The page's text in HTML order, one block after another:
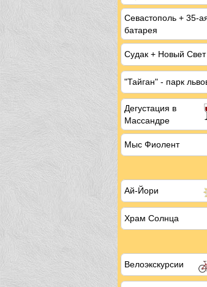
Севастополь + 35-
батарея
Судак + Новый Свет
"Тайган" - парк
Дегустация в
Массандре
Мыс Фиолент
Ай-Йори
Храм Солнца
Велоэкскурсии